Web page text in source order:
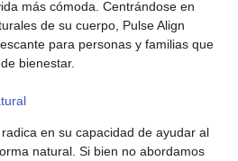
más cómoda. Centrándose en
de su cuerpo, Pulse Align
para personas y familias que
bienestar.
en su capacidad de ayudar al
natural. Si bien no abordamos